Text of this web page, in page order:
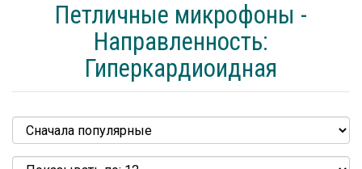
Петличные микрофоны -
Направленность:
Гиперкардиоидная